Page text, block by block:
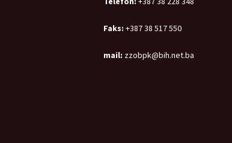
Faks: +387 38 517 550
mail: zzobpk@bih.net.ba